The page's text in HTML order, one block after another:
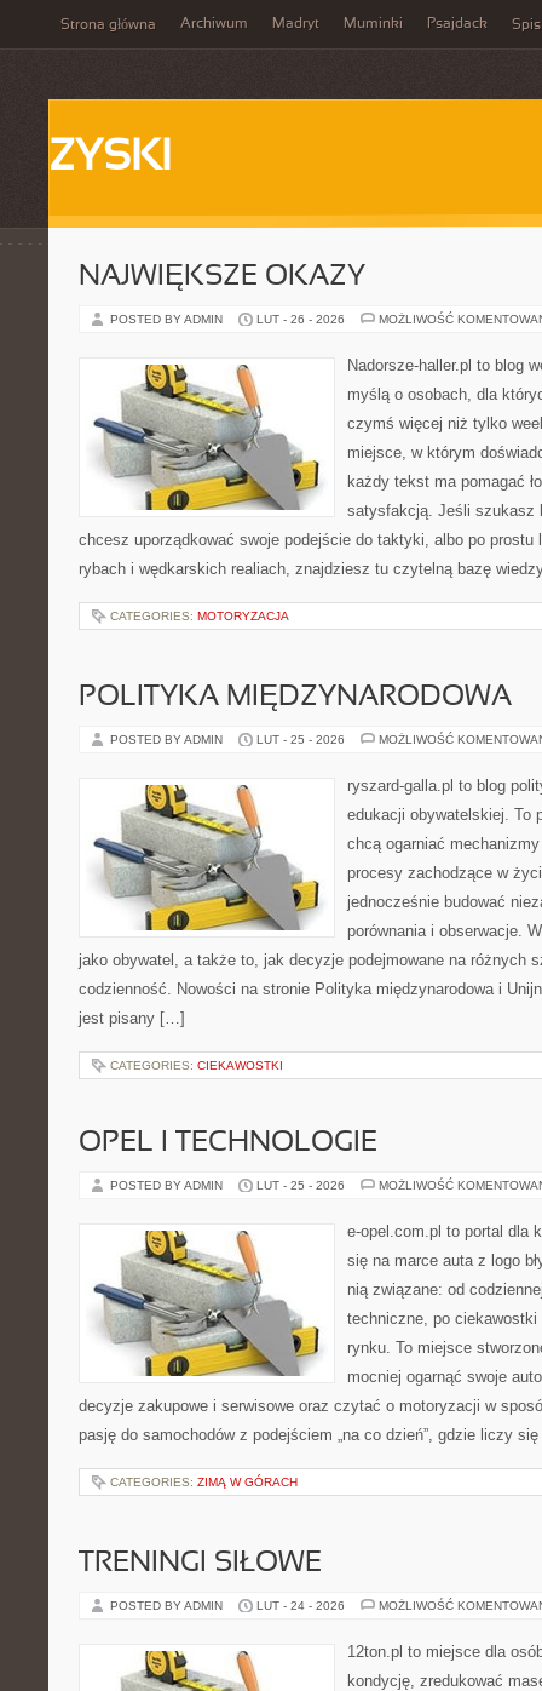
Strona główna Archiwum Madryt Muminki Psajdack Spis
ZYSKI
NAJWIĘKSZE OKAZY
POSTED BY ADMIN LUT - 26 - 2026 MOŻLIWOŚĆ
Nadorsze-haller.pl to blog
myślą o osobach, dla
czymś więcej niż tylko
miejsce, w którym
każdy tekst ma pomagać
satysfakcją. Jeśli szukasz
chcesz uporządkować swoje podejście do taktyki, albo po
rybach i wędkarskich realiach, znajdziesz tu czytelną bazę
CATEGORIES: MOTORYZACJA
POLITYKA MIĘDZYNARODOWA
POSTED BY ADMIN LUT - 25 - 2026 MOŻLIWOŚĆ
ryszard-galla.pl to blog
edukacji obywatelskiej. To
chcą ogarniać
procesy zachodzące w
jednocześnie budować
porównania i obserwacje.
jako obywatel, a także to, jak decyzje podejmowane na różnych
codzienność. Nowości na stronie Polityka międzynarodowa i
jest pisany […]
CATEGORIES: CIEKAWOSTKI
OPEL I TECHNOLOGIE
POSTED BY ADMIN LUT - 25 - 2026 MOŻLIWOŚĆ
e-opel.com.pl to portal dla
się na marce auta z logo
nią związane: od
techniczne, po
rynku. To miejsce
mocniej ogarnąć swoje
decyzje zakupowe i serwisowe oraz czytać o motoryzacji w
pasję do samochodów z podejściem „na co dzień”, gdzie liczy
CATEGORIES: ZIMĄ W GÓRACH
TRENINGI SIŁOWE
POSTED BY ADMIN LUT - 24 - 2026 MOŻLIWOŚĆ
12ton.pl to miejsce dla
kondycję, zredukować